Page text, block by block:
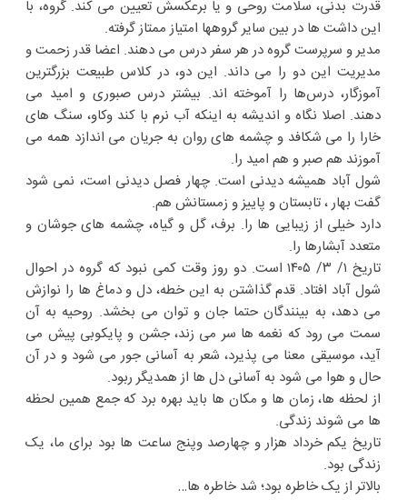
قدرت بدنی، سلامت روحی و یا برعکسش تعیین می کند. گروه، با
این داشت ها در بین سایر گروهها امتیاز ممتاز گرفته.
مدیر و سرپرست گروه در هر سفر درس می دهند. اعضا قدر زحمت و
مدیریت این دو را می داند. این دو، در کلاس طبیعت بزرگترین
آموزگار، درس‌ها را آموخته اند. بیشتر درس صبوری و امید می
دهند. اصلا نگاه و اندیشه به اینکه آب نرم با کند و‌کاو، سنگ های
خارا را می شکافد و چشمه های روان به جریان می اندازد همه می
آموزند هم صبر و هم امید را.
شول آباد همیشه دیدنی است. چهار فصل دیدنی است، نمی شود
گفت بهار ، تابستان و پاییز و زمستانش هم.
دارد خیلی از زیبایی ها را. برف، گل و گیاه، چشمه های جوشان و
متعدد آبشارها را.
تاریخ ۱/ ۳/ ۱۴۰۵ است. دو روز وقت کمی نبود که گروه در احوال
شول آباد افتاد. قدم گذاشتن به این خطه، دل و دماغ ها را نوازش
می دهد، به بینندگان حتما جان و توان می بخشد. روحیه به آن
سمت می رود که نغمه ها سر می زند، جشن و پایکوبی پیش می
آید، موسیقی معنا می پذیرد، شعر به آسانی جور می شود و در آن
حال و هوا می شود به آسانی دل ها از همدیگر ربود.
از لحظه ها، زمان ها و مکان ها باید بهره برد که جمع همین لحظه
ها می شوند زندگی.
تاریخ یکم خرداد هزار و چهارصد و‌پنج ساعت ها بود برای ما، یک
زندگی بود.
بالاتر از یک خاطره بود؛ شد خاطره ها…